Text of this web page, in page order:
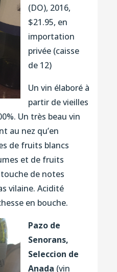
(DO), 2016,
$21.95, en
importation
privée (caisse
de 12)
Un vin élaboré à
partir de vieilles
Un très beau vin
au nez qu’en
de fruits blancs
et de fruits
de notes
vilaine. Acidité
en bouche.
Pazo de
Senorans,
Seleccion de
Anada (vin